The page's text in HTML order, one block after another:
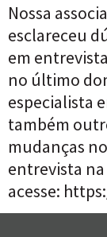
Nossa
esclareceu
em
no último
especialista
também
mudanças
entrevista
acesse: